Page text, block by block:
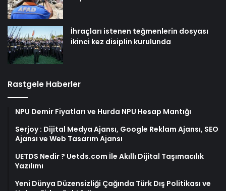
İhraçları istenen teğmenlerin dosyası
ikinci kez disiplin kurulunda
Rastgele Haberler
NPU Demir Fiyatları ve Hurda NPU Hesap Mantığı
Serjoy : Dijital Medya Ajansı, Google Reklam Ajansı, SEO
Ajansı ve Web Tasarım Ajansı
UETDS Nedir ? Uetds.com İle Akıllı Dijital Taşımacılık
Yazılımı
Yeni Dünya Düzensizliği Çağında Türk Dış Politikası ve